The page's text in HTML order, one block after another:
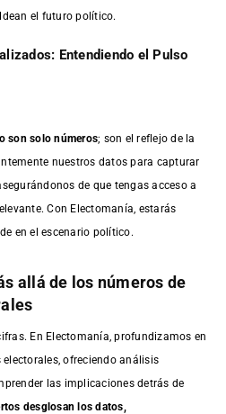
el futuro político.
Entendiendo el Pulso
son solo números; son el reflejo de la
nuestros datos para capturar
de que tengas acceso a
Con Electomanía, estarás
en el escenario político.
allá de los números de
En Electomanía, profundizamos en
ofreciendo análisis
las implicaciones detrás de
desglosan los datos,